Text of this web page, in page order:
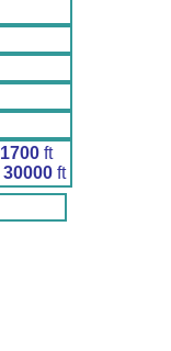
1700 ft
30000 ft